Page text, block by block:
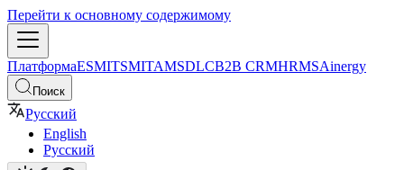
Перейти к основному содержимому
ПлатформаESMITSMITAMSDLCB2B CRMHRMSAinergy
Поиск
Русский
English
Русский